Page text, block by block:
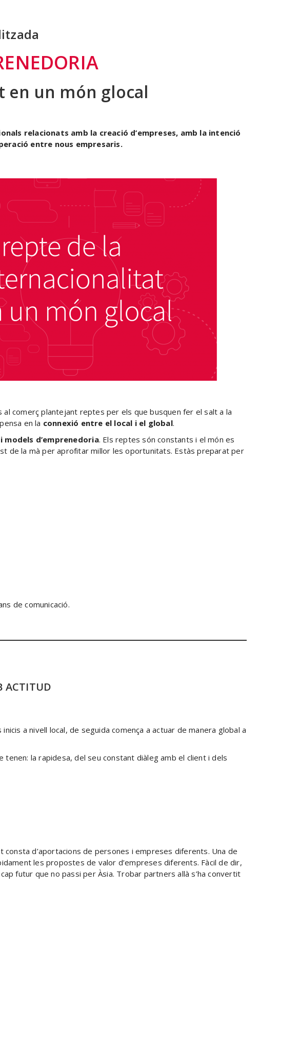
en un món glocal
relacionats amb la creació d’empreses, amb la intenció
entre nous empresaris.
comerç plantejant reptes per els que busquen fer el salt a la
en la connexió entre el local i el global.
models d’emprenedoria. Els reptes són constants i el món es
de la mà per aprofitar millor les oportunitats. Estàs preparat per
de comunicació.
ACTITUD
a nivell local, de seguida comença a actuar de manera global a
tenen: la rapidesa, del seu constant diàleg amb el client i dels
consta d’aportacions de persones i empreses diferents. Una de
les propostes de valor d’empreses diferents. Fàcil de dir,
futur que no passi per Àsia. Trobar partners allà s’ha convertit